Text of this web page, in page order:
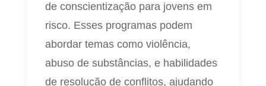
de conscientização para jovens em
risco. Esses programas podem
abordar temas como violência,
abuso de substâncias, e habilidades
de resolução de conflitos, ajudando